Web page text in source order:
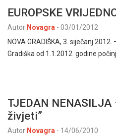
EUROPSKE
Autor Novagra - 03/01/2012
NOVA GRADIŠKA, 3. siječanj
Gradiška od 1.1.2012. godine
TJEDAN
živjeti”
Autor Novagra - 14/06/2010